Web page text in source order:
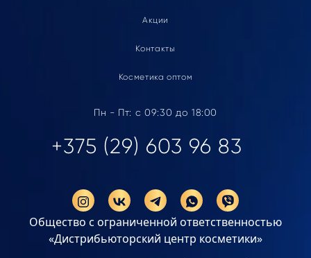
Акции
Контакты
Косметика оптом
Пн - Пт: с 09:30 до 18:00
+375 (29) 603 96 83
Общество с ограниченной ответственностью
«Дистрибьюторский центр косметики»